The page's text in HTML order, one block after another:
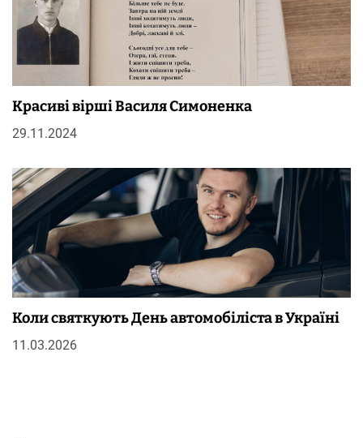
Красиві вірші Василя Симоненка
29.11.2024
Коли святкують День автомобіліста в Україні
11.03.2026